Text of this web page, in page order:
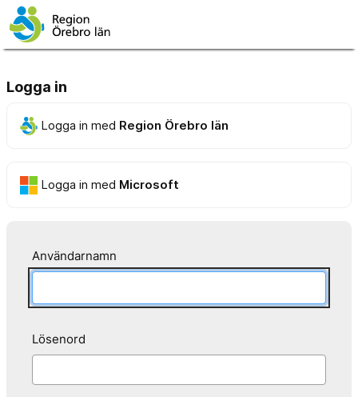
Logga in
Logga in med Region Örebro län
Logga in med Microsoft
Användarnamn
Lösenord